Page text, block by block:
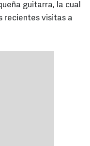
guitarra, la cual
recientes visitas a